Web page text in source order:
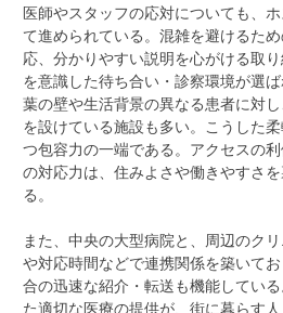
医師やスタッフの応対についても、
て進められている。混雑を避けるた
応、分かりやすい説明を心がける取
を意識した待ち合い・診察環境が選
葉の壁や生活背景の異なる患者に対
を設けている施設も多い。こうした
つ包容力の一端である。アクセスの
の対応力は、住みよさや働きやすさ
る。
また、中央の大型病院と、周辺のク
や対応時間などで連携関係を築いて
合の迅速な紹介・転送も機能してい
た適切な医療の提供が、街に暮らす